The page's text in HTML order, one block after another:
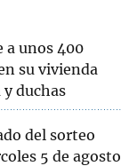
a unos 400
su vivienda
duchas
del sorteo
5 de agosto